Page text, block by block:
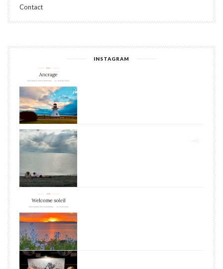
Contact
INSTAGRAM